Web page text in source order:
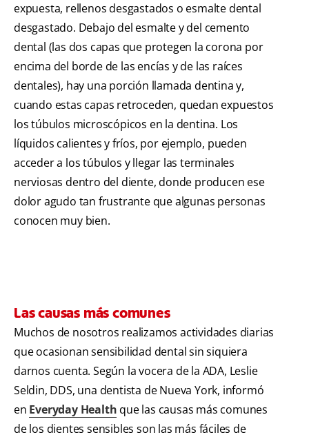
expuesta, rellenos desgastados o esmalte dental
desgastado. Debajo del esmalte y del cemento
dental (las dos capas que protegen la corona por
encima del borde de las encías y de las raíces
dentales), hay una porción llamada dentina y,
cuando estas capas retroceden, quedan expuestos
los túbulos microscópicos en la dentina. Los
líquidos calientes y fríos, por ejemplo, pueden
acceder a los túbulos y llegar las terminales
nerviosas dentro del diente, donde producen ese
dolor agudo tan frustrante que algunas personas
conocen muy bien.
Las causas más comunes
Muchos de nosotros realizamos actividades diarias
que ocasionan sensibilidad dental sin siquiera
darnos cuenta. Según la vocera de la ADA, Leslie
Seldin, DDS, una dentista de Nueva York, informó
en Everyday Health que las causas más comunes
de los dientes sensibles son las más fáciles de